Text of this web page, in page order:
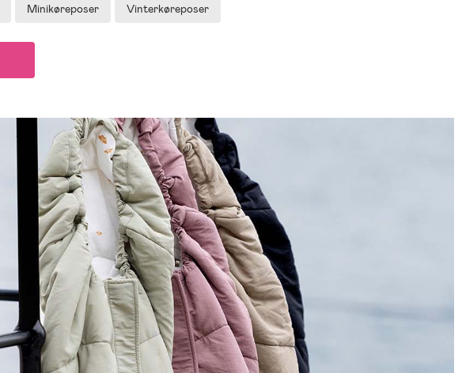
Minikøreposer Vinterkøreposer